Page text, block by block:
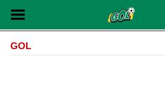
GOL